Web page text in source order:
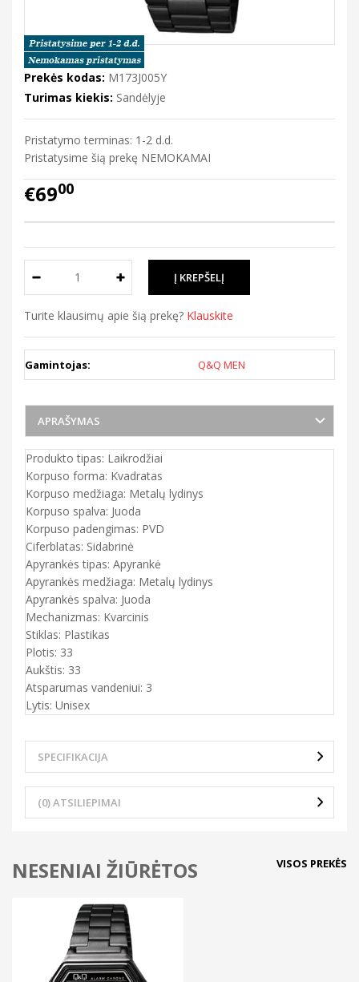
Prekės kodas: M173J005Y
Turimas kiekis: Sandėlyje
Pristatymo terminas: 1-2 d.d.
Pristatysime šią prekę NEMOKAMAI
€6900
Turite klausimų apie šią prekę? Klauskite
Gamintojas: Q&Q MEN
APRAŠYMAS
Produkto tipas: Laikrodžiai
Korpuso forma: Kvadratas
Korpuso medžiaga: Metalų lydinys
Korpuso spalva: Juoda
Korpuso padengimas: PVD
Ciferblatas: Sidabrinė
Apyrankės tipas: Apyrankė
Apyrankės medžiaga: Metalų lydinys
Apyrankės spalva: Juoda
Mechanizmas: Kvarcinis
Stiklas: Plastikas
Plotis: 33
Aukštis: 33
Atsparumas vandeniui: 3
Lytis: Unisex
SPECIFIKACIJA
(0) ATSILIEPIMAI
NESENIAI ŽIŪRĖTOS VISOS PREKĖS